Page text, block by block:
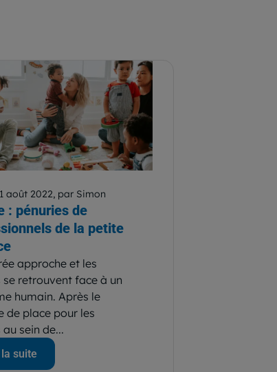
août 2022, par Simon
: pénuries de
de la petite
approche et les
se retrouvent face à un
humain. Après le
de place pour les
sein de...
suite